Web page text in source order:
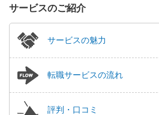
サービスのご紹介
サービスの魅力
転職サービスの流れ
評判・口コミ